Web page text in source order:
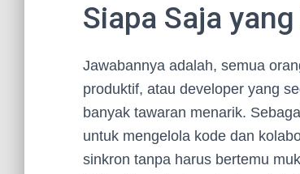
Siapa Saja
Jawabannya adalah, semua
produktif, atau developer yang
banyak tawaran menarik.
untuk mengelola kode dan
sinkron tanpa harus bertemu